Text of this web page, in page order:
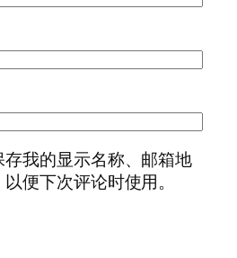
我的显示名称、邮箱地
便下次评论时使用。